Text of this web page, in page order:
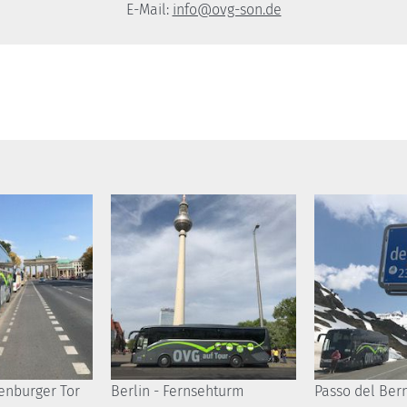
E-Mail: info@ovg-son.de
Tor Berlin - Fernsehturm Passo del